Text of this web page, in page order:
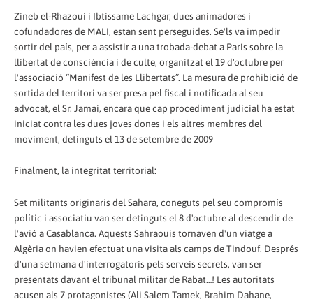
Zineb el-Rhazoui i Ibtissame Lachgar, dues animadores i
cofundadores de MALI, estan sent perseguides. Se'ls va impedir
sortir del país, per a assistir a una trobada-debat a París sobre la
llibertat de consciència i de culte, organitzat el 19 d'octubre per
l'associació “Manifest de les Llibertats”. La mesura de prohibició de
sortida del territori va ser presa pel fiscal i notificada al seu
advocat, el Sr. Jamai, encara que cap procediment judicial ha estat
iniciat contra les dues joves dones i els altres membres del
moviment, detinguts el 13 de setembre de 2009
Finalment, la integritat territorial:
Set militants originaris del Sahara, coneguts pel seu compromís
polític i associatiu van ser detinguts el 8 d'octubre al descendir de
l'avió a Casablanca. Aquests Sahraouis tornaven d'un viatge a
Algèria on havien efectuat una visita als camps de Tindouf. Després
d'una setmana d'interrogatoris pels serveis secrets, van ser
presentats davant el tribunal militar de Rabat…! Les autoritats
acusen als 7 protagonistes (Ali Salem Tamek, Brahim Dahane,